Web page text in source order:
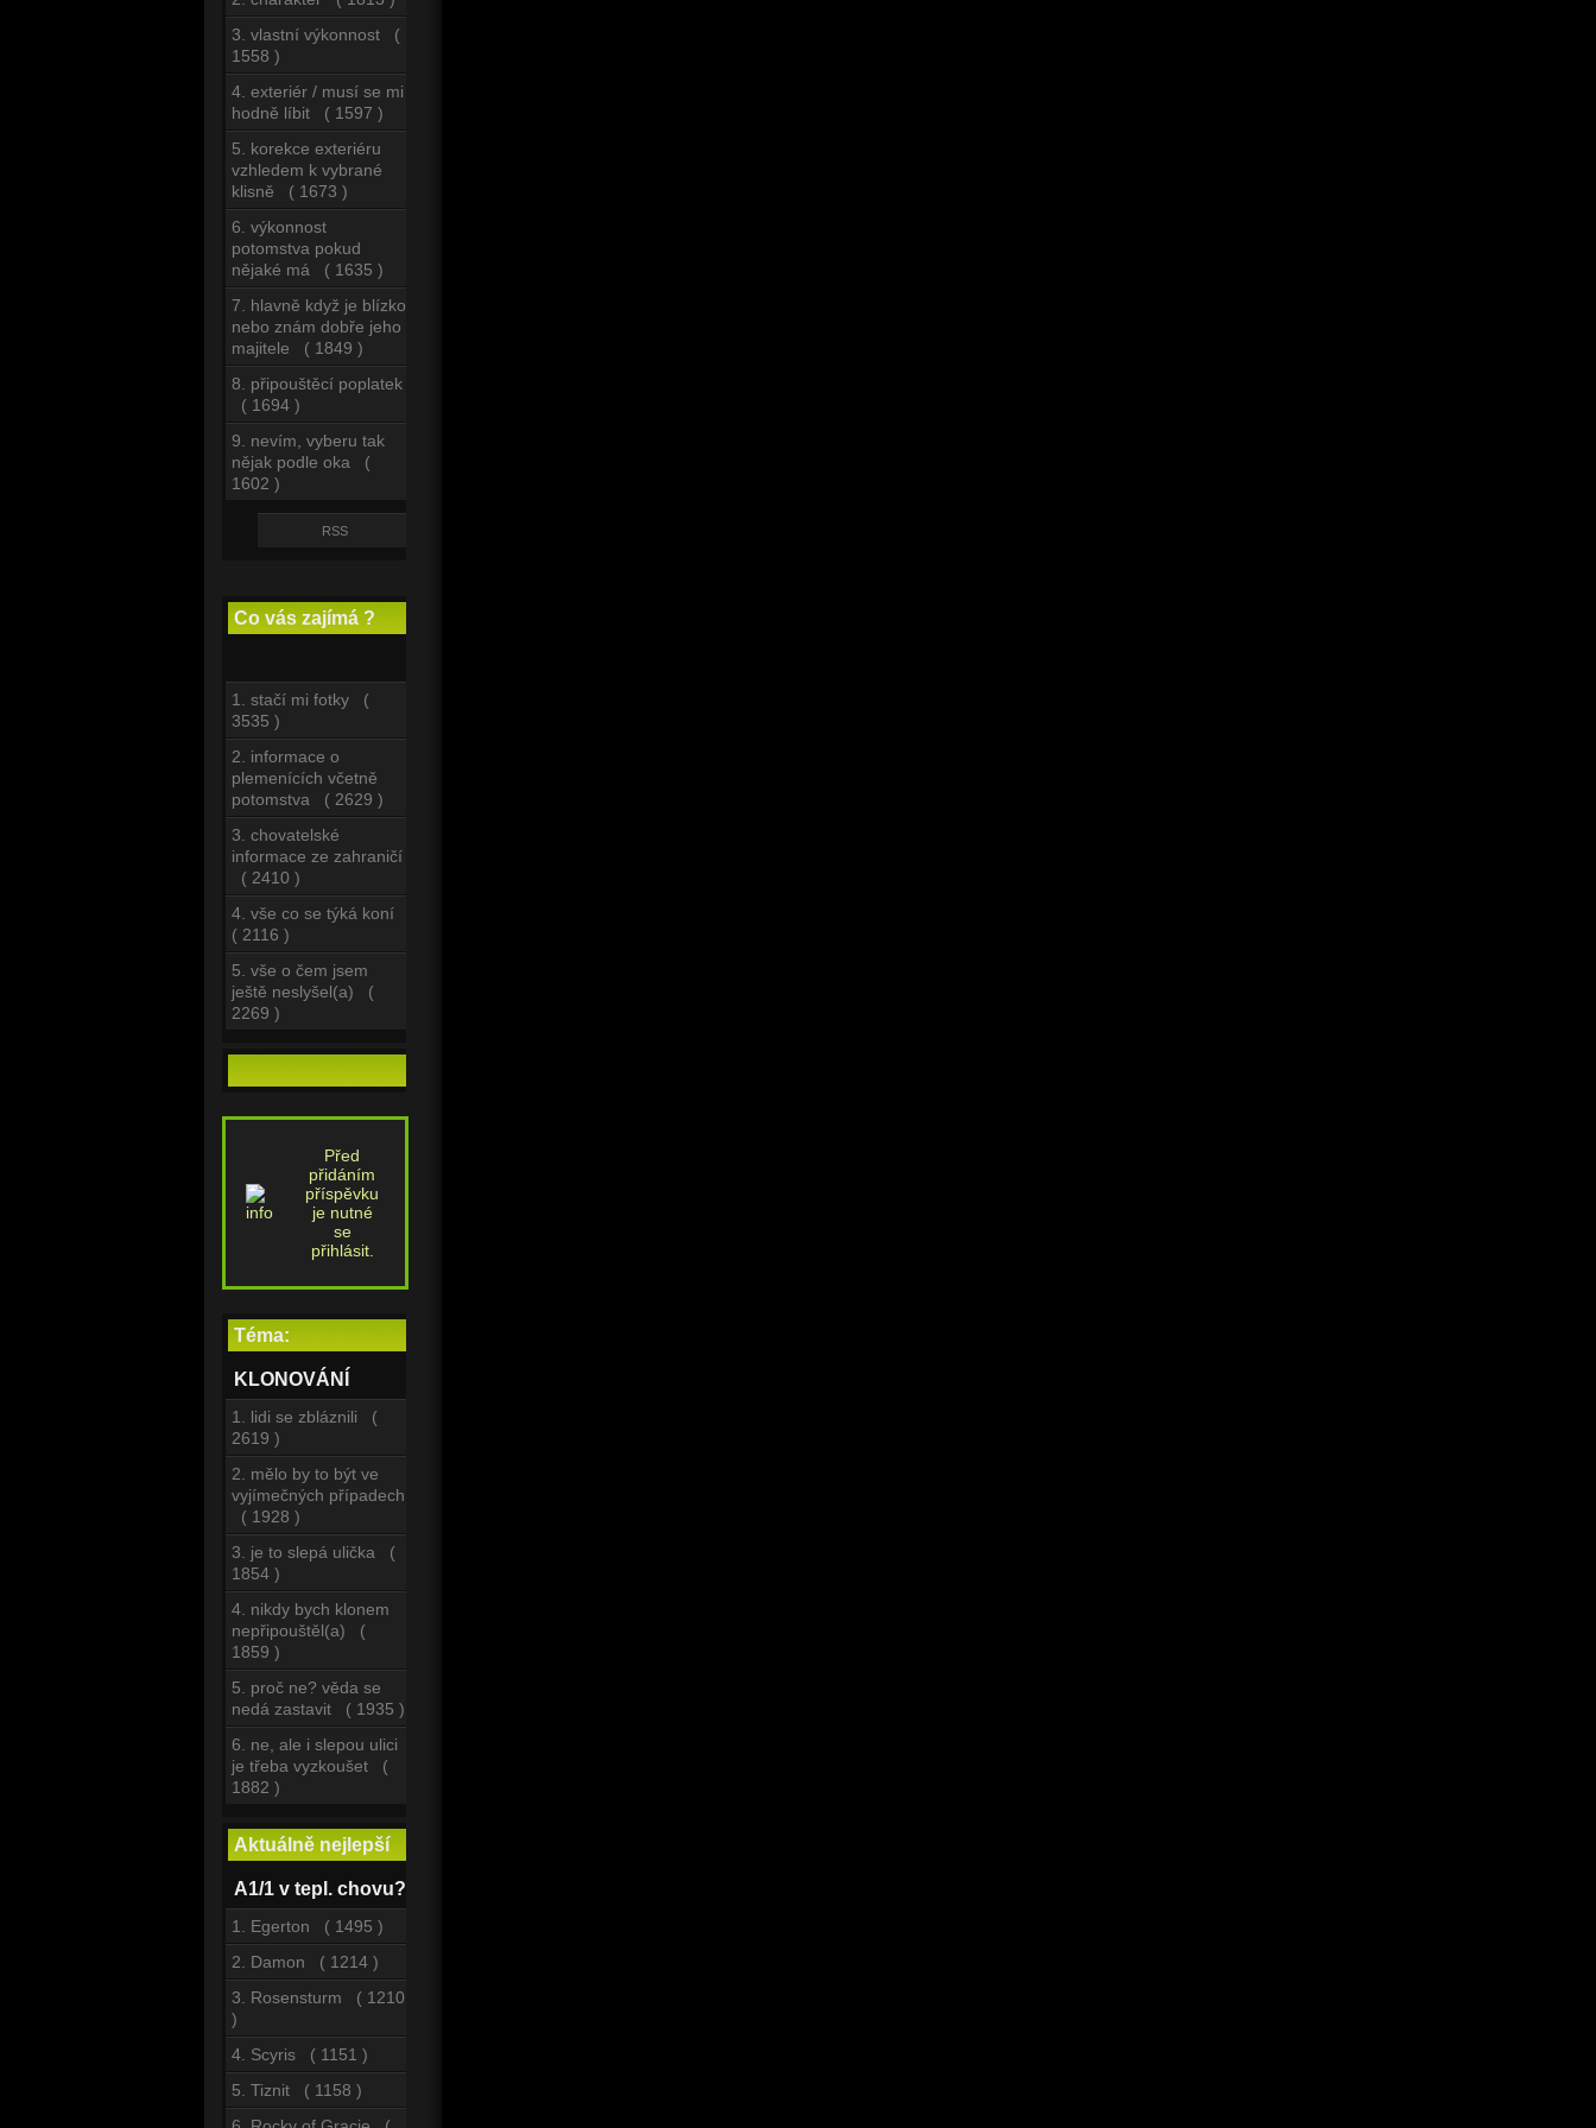
3. vlastní výkonnost (
1558 )
4. exteriér / musí se mi
hodně líbit ( 1597 )
5. korekce exteriéru
vzhledem k vybrané
klisně ( 1673 )
6. výkonnost
potomstva pokud
nějaké má ( 1635 )
7. hlavně když je blízko
nebo znám dobře jeho
majitele ( 1849 )
8. připouštěcí poplatek
( 1694 )
9. nevím, vyberu tak
nějak podle oka (
1602 )
RSS
Co vás zajímá ?
1. stačí mi fotky (
3535 )
2. informace o
plemenících včetně
potomstva ( 2629 )
3. chovatelské
informace ze zahraničí
( 2410 )
4. vše co se týká koní
( 2116 )
5. vše o čem jsem
ještě neslyšel(a) (
2269 )
Před
přidáním
příspěvku
je nutné
se
přihlásit.
Téma:
KLONOVÁNÍ
1. lidi se zbláznili (
2619 )
2. mělo by to být ve
vyjímečných případech
( 1928 )
3. je to slepá ulička (
1854 )
4. nikdy bych klonem
nepřipouštěl(a) (
1859 )
5. proč ne? věda se
nedá zastavit ( 1935 )
6. ne, ale i slepou ulici
je třeba vyzkoušet (
1882 )
Aktuálně nejlepší
A1/1 v tepl. chovu?
1. Egerton ( 1495 )
2. Damon ( 1214 )
3. Rosensturm ( 1210
)
4. Scyris ( 1151 )
5. Tiznit ( 1158 )